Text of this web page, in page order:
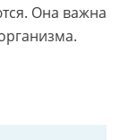
Она важна